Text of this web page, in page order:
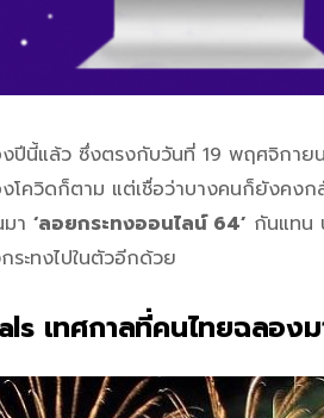
ปีนี้แล้ว ซึ่งตรงกับวันที่ 19 พฤศจิกา
โควิดก็ตาม แต่เชื่อว่าบางคนก็ยังคง
า ‘ลอยกระทงออนไลน์ 64’ กันแทน
ะทงไปในตัวอีกด้วย
เทศกาลที่คนไทยฉลองม